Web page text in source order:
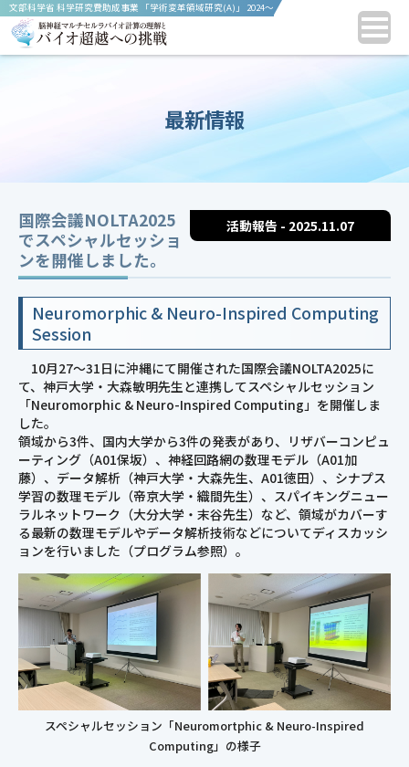
文部科学省 科学研究費助成事業 「学術変革領域研究(A)」 2024〜
2028年度
最新情報
活動報告 - 2025.11.07
国際会議NOLTA2025
でスペシャルセッショ
ンを開催しました。
Neuromorphic & Neuro-Inspired Computing
Session
10月27～31日に沖縄にて開催された国際会議NOLTA2025に
て、神戸大学・大森敏明先生と連携してスペシャルセッション
「Neuromorphic & Neuro-Inspired Computing」を開催しま
した。
領域から3件、国内大学から3件の発表があり、リザバーコンピュ
ーティング（A01保坂）、神経回路網の数理モデル（A01加
藤）、データ解析（神戸大学・大森先生、A01徳田）、シナプス
学習の数理モデル（帝京大学・織間先生）、スパイキングニュー
ラルネットワーク（大分大学・末谷先生）など、領域がカバーす
る最新の数理モデルやデータ解析技術などについてディスカッシ
ョンを行いました（プログラム参照）。
スペシャルセッション「Neuromortphic & Neuro-Inspired
Computing」の様子